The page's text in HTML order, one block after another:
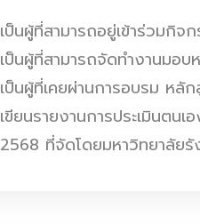
เป็นผู้ที่สามารถอยู่เข้าร่วมกิ
เป็นผู้ที่สามารถจัดทำงานมอบ
เป็นผู้ที่เคยผ่านการอบรม หลั
เขียนรายงานการประเมินต
2568 ที่จัดโดยมหาวิทยาลัย